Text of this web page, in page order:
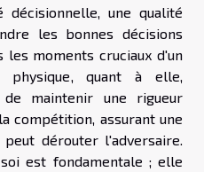
une qualité
les bonnes décisions
les moments cruciaux d'un
physique, quant à elle,
maintenir une rigueur
compétition, assurant une
dérouter l'adversaire.
est fondamentale ; elle